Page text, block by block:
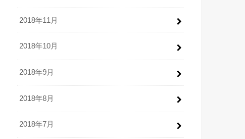
2018年11月
2018年10月
2018年9月
2018年8月
2018年7月